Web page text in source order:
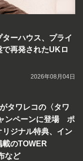
ーハウス、プライ
再発されたUKロ
2026年08月04日
タワレコの〈タワ
ンペーンに登場 ポ
リジナル特典、イン
載のTOWER
など